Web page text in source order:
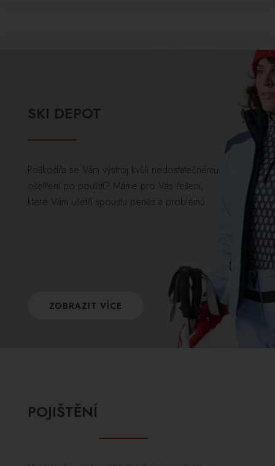
SKI DEPOT
Poškodila se Vám výstroj kvůli nedostatečnému
ošetření po použití? Máme pro Vás řešení,
které Vám ušetří spoustu peněz a problémů.
ZOBRAZIT VÍCE
POJIŠTĚNÍ